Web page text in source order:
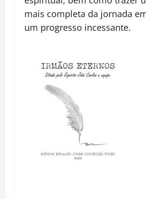
mais completa da jornada
um progresso incessante.